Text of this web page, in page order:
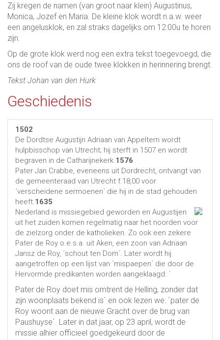
Zij kregen de namen (van groot naar klein) Augustinus,
Monica, Jozef en Maria. De kleine klok wordt n.a.w. weer
een angelusklok, en zal straks dagelijks om 12:00u te horen
zijn.
Op de grote klok werd nog een extra tekst toegevoegd, die
ons de roof van de oude twee klokken in herinnering brengt.
Tekst Johan van den Hurk
Geschiedenis
1502
De Dordtse Augustijn Adriaan van Appeltern wordt
hulpbisschop van Utrecht; hij sterft in 1507 en wordt
begraven in de Catharijnekerk.1576
Pater Jan Crabbe, eveneens uit Dordrecht, ontvangt van
de gemeenteraad van Utrecht f.18,00 voor
´verscheidene sermoenen´ die hij in de stad gehouden
heeft.1635
Nederland is missiegebied geworden en Augustijen
uit het zuiden komen regelmatig naar het noorden voor
de zielzorg onder de katholieken. Zo ook een zekere
Pater de Roy o.e.s.a. uit Aken, een zoon van Adriaan
Jansz de Roy, ´schout ten Dom´. Later wordt hij
aangetroffen op een lijst van ´mispaepen´ die door de
Hervormde predikanten worden aangeklaagd: ´
Pater de Roy doet mis omtrent de Helling, zonder dat
zijn woonplaats bekend is´ en ook lezen we: ´pater de
Roy woont aan de nieuwe Gracht over de brug van
Paushuyse´. Later in dat jaar, op 23 april, wordt de
missie alhier officieel goedgekeurd door de